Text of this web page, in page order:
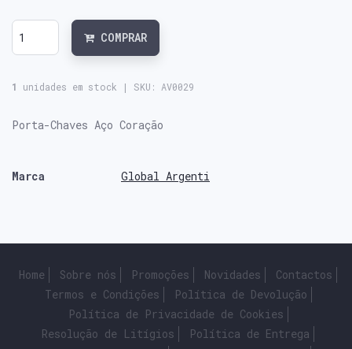
COMPRAR
1 unidades em stock | SKU: AV0029
Porta-Chaves Aço Coração
Marca
Global Argenti
Home Sobre nós Promoções Novidades
Contactos
Termos e Condições
Política de Devolução
Política de Privacidade de Cookies
Resolução de Litígios
Política de Entrega